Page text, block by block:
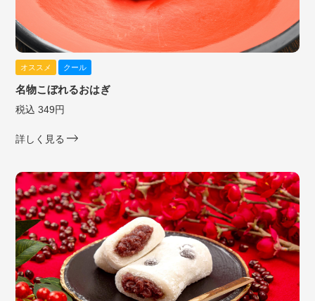
オススメ クール
名物こぼれるおはぎ
税込 349円
詳しく見る